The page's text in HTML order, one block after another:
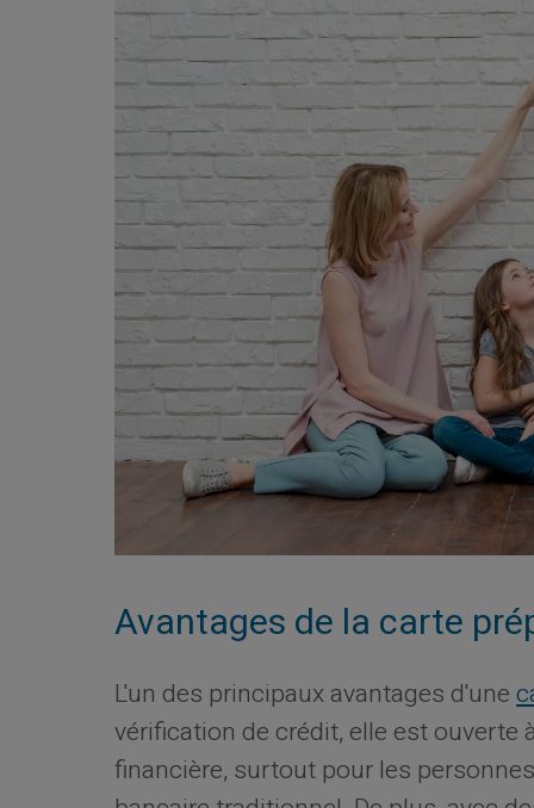
Avantages de la carte
L'un des principaux avantages d'une
vérification de crédit, elle est
financière, surtout pour les